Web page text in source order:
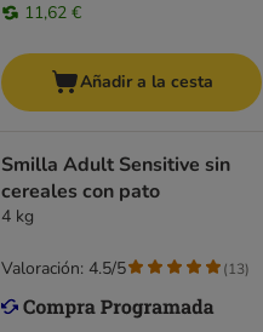
11,62 €
Añadir a la cesta
Smilla Adult Sensitive sin
cereales con pato
4 kg
Valoración: 4.5/5 (13)